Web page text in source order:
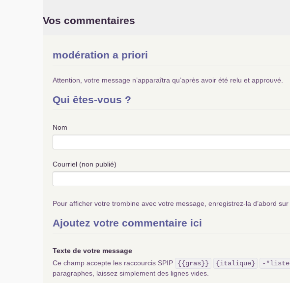
Vos commentaires
modération a priori
Attention, votre message n’apparaîtra qu’après avoir été relu et approuvé.
Qui êtes-vous ?
Nom
Courriel (non publié)
Pour afficher votre trombine avec votre message, enregistrez-la d’abord sur
Ajoutez votre commentaire ici
Texte de votre message
Ce champ accepte les raccourcis SPIP
{{gras}} {italique} -*liste
paragraphes, laissez simplement des lignes vides.